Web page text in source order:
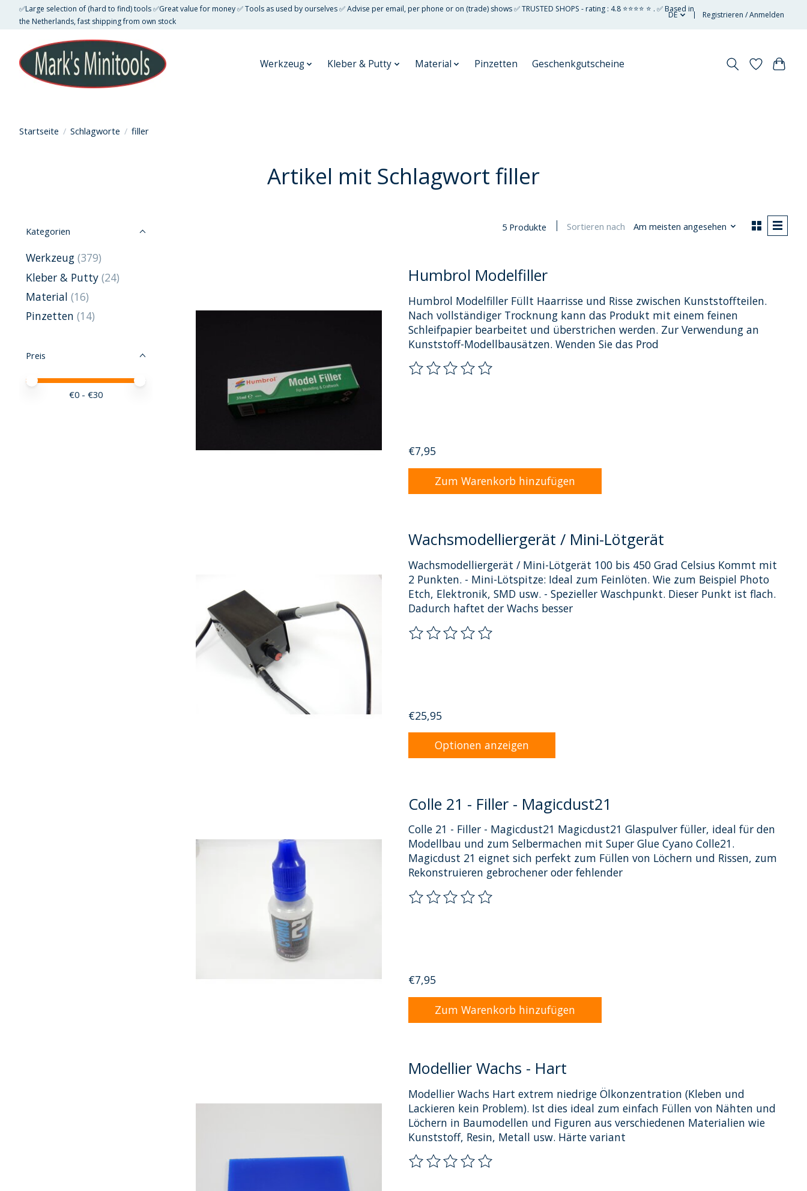
✅Large selection of (hard to find) tools ✅Great value for money ✅ Tools as used by ourselves ✅ Advise per email, per phone or on (trade) shows ✅ TRUSTED SHOPS - rating : 4.8 ⭐⭐⭐⭐ ⭐ . ✅ Based in
the Netherlands, fast shipping from own stock
DE Registrieren / Anmelden
Werkzeug Kleber & Putty Material Pinzetten Geschenkgutscheine
Startseite / Schlagworte / filler
Artikel mit Schlagwort filler
Kategorien
Werkzeug (379)
Kleber & Putty (24)
Material (16)
Pinzetten (14)
Preis
Preis – Mindestwert
Price maximum value
€0 - €30
5 Produkte Sortieren nach Am meisten angesehen
Humbrol Modelfiller
Humbrol Modelfiller Füllt Haarrisse und Risse zwischen Kunststoffteilen.
Nach vollständiger Trocknung kann das Produkt mit einem feinen
Schleifpapier bearbeitet und überstrichen werden. Zur Verwendung an
Kunststoff-Modellbausätzen. Wenden Sie das Prod
Die Bewertung dieses Produkts ist
€7,95
Zum Warenkorb hinzufügen
Wachsmodelliergerät / Mini-Lötgerät
Wachsmodelliergerät / Mini-Lötgerät 100 bis 450 Grad Celsius Kommt mit
2 Punkten. - Mini-Lötspitze: Ideal zum Feinlöten. Wie zum Beispiel Photo
Etch, Elektronik, SMD usw. - Spezieller Waschpunkt. Dieser Punkt ist flach.
Dadurch haftet der Wachs besser
Die Bewertung dieses Produkts ist
€25,95
Optionen anzeigen
Colle 21 - Filler - Magicdust21
Colle 21 - Filler - Magicdust21 Magicdust21 Glaspulver füller, ideal für den
Modellbau und zum Selbermachen mit Super Glue Cyano Colle21.
Magicdust 21 eignet sich perfekt zum Füllen von Löchern und Rissen, zum
Rekonstruieren gebrochener oder fehlender
Die Bewertung dieses Produkts ist
€7,95
Zum Warenkorb hinzufügen
Modellier Wachs - Hart
Modellier Wachs Hart extrem niedrige Ölkonzentration (Kleben und
Lackieren kein Problem). Ist dies ideal zum einfach Füllen von Nähten und
Löchern in Baumodellen und Figuren aus verschiedenen Materialien wie
Kunststoff, Resin, Metall usw. Härte variant
Die Bewertung dieses Produkts ist